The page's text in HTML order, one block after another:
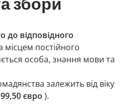
збори
до відповідного
місцем постійного
особа, знання мови та
залежить від віку
99,50 євро ).